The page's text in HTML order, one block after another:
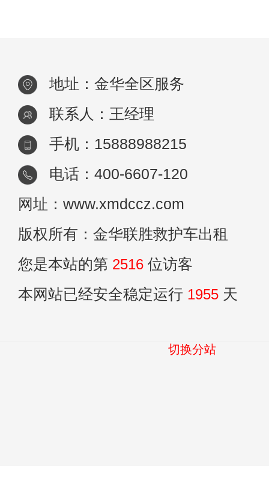
地址：金华全区服务
联系人：王经理
手机：15888988215
电话：400-6607-120
网址：www.xmdccz.com
版权所有：金华联胜救护车出租
您是本站的第 2516 位访客
本网站已经安全稳定运行 1955 天
切换分站